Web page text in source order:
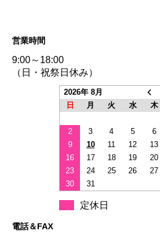
営業時間
9:00～18:00
（日・祝祭日休み）
2026年 8月
日
月 火 水 木
2
3 4 5 6
9
10 11 12 13
16
17 18 19 20
23
24 25 26 27
30
31
定休日
電話＆FAX